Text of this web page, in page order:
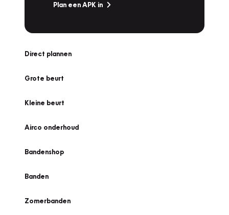
Plan een APK in
Direct plannen
Grote beurt
Kleine beurt
Airco onderhoud
Bandenshop
Banden
Zomerbanden